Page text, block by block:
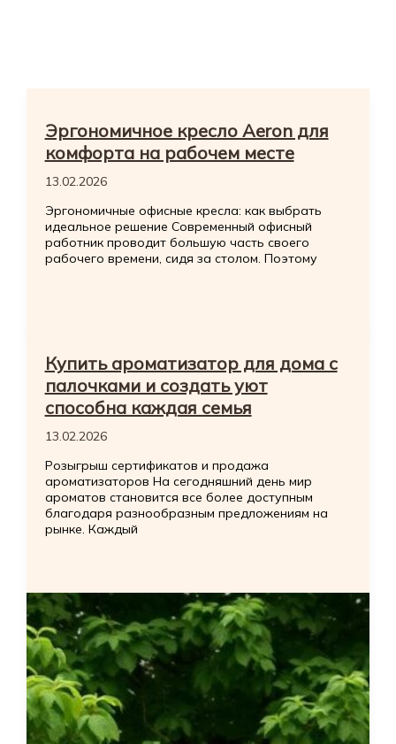
Эргономичное кресло Aeron для
комфорта на рабочем месте
13.02.2026
Эргономичные офисные кресла: как выбрать
идеальное решение Современный офисный
работник проводит большую часть своего
рабочего времени, сидя за столом. Поэтому
Купить ароматизатор для дома с
палочками и создать уют
способна каждая семья
13.02.2026
Розыгрыш сертификатов и продажа
ароматизаторов На сегодняшний день мир
ароматов становится все более доступным
благодаря разнообразным предложениям на
рынке. Каждый